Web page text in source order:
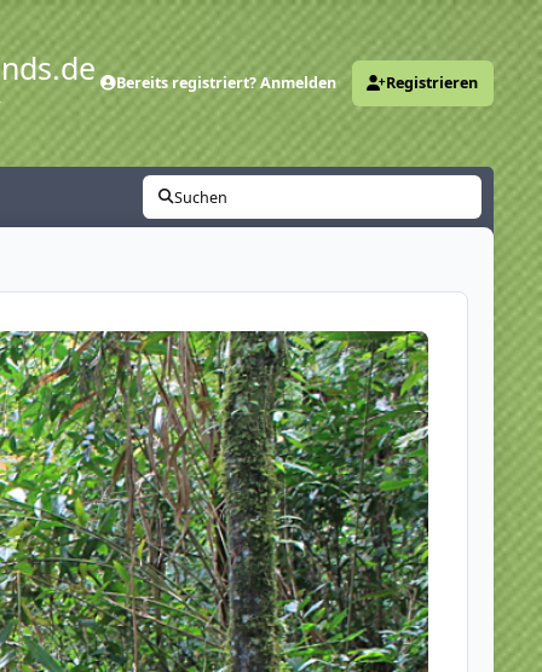
Bereits registriert? Anmelden Registrieren
Suchen